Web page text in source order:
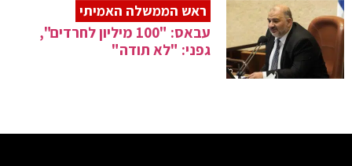
ראש הממשלה האמיתי
עבאס: "100 מיליון לחרדים",
גפני: "לא תודה"